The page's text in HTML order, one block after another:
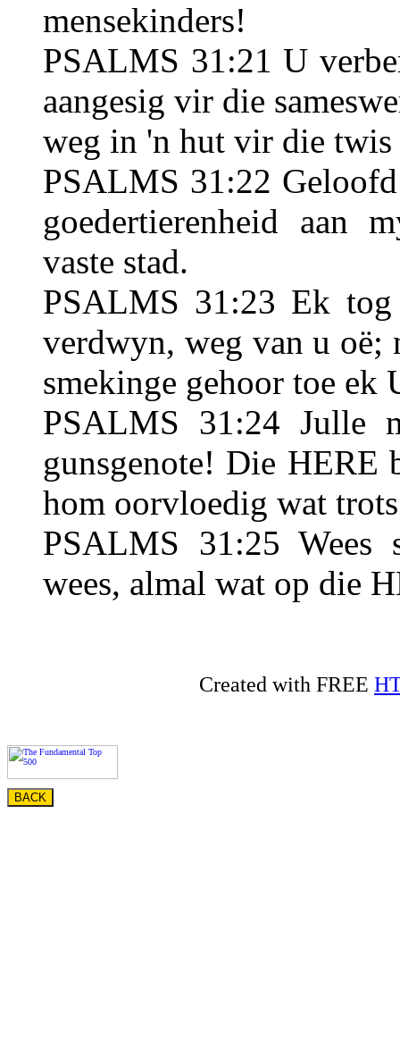
mensekinders!
PSALMS 31:21 U
aangesig vir die
weg in 'n hut vir die twis
PSALMS 31:22
goedertierenheid aan
vaste stad.
PSALMS 31:23 Ek
verdwyn, weg van u oë;
smekinge gehoor toe ek
PSALMS 31:24 Julle
gunsgenote! Die HERE
hom oorvloedig wat
PSALMS 31:25
wees, almal wat op die
Created with FREE